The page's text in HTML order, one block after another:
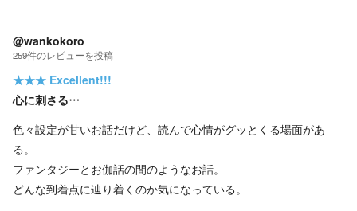
@wankokoro
259件のレビューを投稿
★★★ Excellent!!!
心に刺さる…
色々設定が甘いお話だけど、読んで心情がグッとくる場面があ
る。
ファンタジーとお伽話の間のようなお話。
どんな到着点に辿り着くのか気になっている。